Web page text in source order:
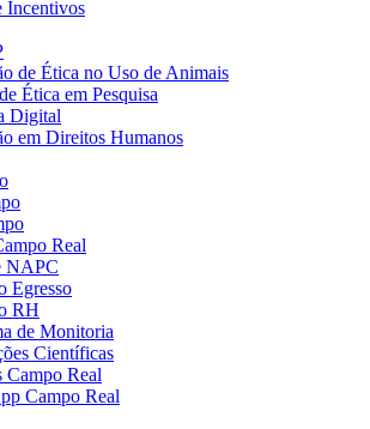
Incentivos
de Ética no Uso de Animais
Ética em Pesquisa
Digital
em Direitos Humanos
Real
NAPC
Egresso
RH
de Monitoria
Científicas
Campo Real
Campo Real